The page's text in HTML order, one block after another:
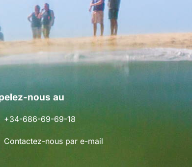
nous au
+34-686-69-69-18
Contactez-nous par e-mail